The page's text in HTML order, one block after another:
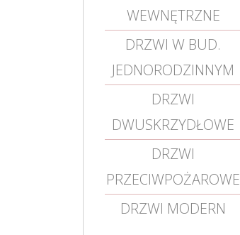
WEWNĘTRZNE
DRZWI W BUD.
JEDNORODZINNYM
DRZWI
DWUSKRZYDŁOWE
DRZWI
PRZECIWPOŻAROWE
DRZWI MODERN